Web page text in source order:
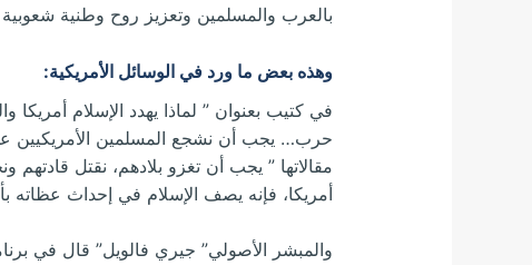
بالعرب والمسلمين وتعزيز روح وطنية
وهذه بعض ما ورد في الوسائل الأمريكية:
في كتيب بعنوان ” لماذا يهدد الإسلام
حرب… يجب أن نشجع المسلمين الأمريكيين
أمريكا، فإنه يصف الإسلام في إحداث عظاته